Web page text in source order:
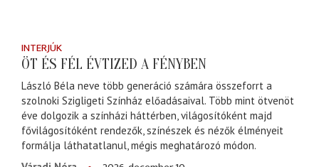
INTERJÚK
ÖT ÉS FÉL ÉVTIZED A FÉNYBEN
László Béla neve több generáció számára összeforrt a
szolnoki Szigligeti Színház előadásaival. Több mint ötvenöt
éve dolgozik a színházi háttérben, világosítóként majd
fővilágosítóként rendezők, színészek és nézők élményeit
formálja láthatatlanul, mégis meghatározó módon.